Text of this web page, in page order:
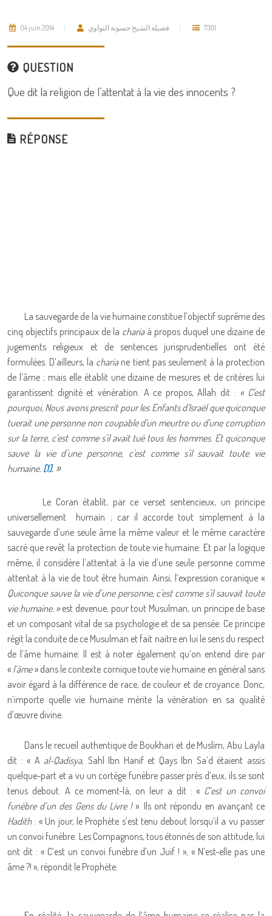
04 juin 2014 فضيلة الشيخ حسونة النواوي 7301
QUESTION
Que dit la religion de l’attentat à la vie des innocents ?
RÉPONSE
La sauvegarde de la vie humaine constitue l’objectif suprême des
cinq objectifs principaux de la chariaà propos duquel une dizaine de
jugements religieux et de sentences jurisprudentielles ont été
formulées. D’ailleurs, la chariane tient pas seulement à la protection
de l’âme ; mais elle établit une dizaine de mesures et de critères lui
garantissent dignité et vénération. A ce propos, Allah dit : « C'est
pourquoi, Nous avons prescrit pour les Enfants d'Israël que quiconque
tuerait une personne non coupable d'un meurtre ou d'une corruption
sur la terre, c'est comme s'il avait tué tous les hommes. Et quiconque
sauve la vie d’une personne, c'est comme s'il sauvait toute vie
humaine. [1]. »
Le Coran établit, par ce verset sentencieux, un principe
universellement humain ; car il accorde tout simplement à la
sauvegarde d’une seule âme la même valeur et le même caractère
sacré que revêt la protection de toute vie humaine. Et par la logique
même, il considère l’attentat à la vie d’une seule personne comme
attentat à la vie de tout être humain. Ainsi, l’expression coranique «
Quiconque sauve la vie d’une personne, c'est comme s'il sauvait toute
vie humaine. » est devenue, pour tout Musulman, un principe de base
et un composant vital de sa psychologie et de sa pensée. Ce principe
régit la conduite de ce Musulman et fait naitre en lui le sens du respect
de l’âme humaine. Il est à noter également qu’on entend dire par
« l’âme» dans le contexte cornique toute vie humaine en général sans
avoir égard à la différence de race, de couleur et de croyance. Donc,
n’importe quelle vie humaine mérite la vénération en sa qualité
d’œuvre divine.
Dans le recueil authentique de Boukhari et de Muslim, Abu Layla
dit : « A al-Qadisya, Sahl Ibn Hanif et Qays Ibn Sa’d étaient assis
quelque-part et a vu un cortège funèbre passer près d’eux, ils se sont
tenus debout. A ce moment-là, on leur a dit : « C’est un convoi
funèbre d’un des Gens du Livre !». Ils ont répondu en avançant ce
Hadith: « Un jour, le Prophète s’est tenu debout lorsqu’il a vu passer
un convoi funèbre. Les Compagnons, tous étonnés de son attitude, lui
ont dit : « C’est un convoi funèbre d’un Juif ! », « N’est-elle pas une
âme ?! », répondit le Prophète.